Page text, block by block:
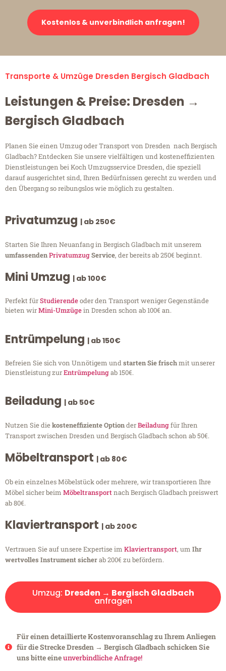
Kostenlos & unverbindlich anfragen!
Transporte & Umzüge Dresden Bergisch Gladbach
Leistungen & Preise: Dresden →
Bergisch Gladbach
Planen Sie einen Umzug oder Transport von Dresden nach Bergisch
Gladbach? Entdecken Sie unsere vielfältigen und kosteneffizienten
Dienstleistungen bei Koch Umzugsservice Dresden, die speziell
darauf ausgerichtet sind, Ihren Bedürfnissen gerecht zu werden und
den Übergang so reibungslos wie möglich zu gestalten.
Privatumzug | ab 250€
Starten Sie Ihren Neuanfang in Bergisch Gladbach mit unserem
umfassendenPrivatumzugService, der bereits ab 250€ beginnt.
Mini Umzug | ab 100€
Perfekt fürStudierendeoder den Transport weniger Gegenstände
bieten wirMini-Umzügein Dresden schon ab 100€ an.
Entrümpelung | ab 150€
Befreien Sie sich von Unnötigem undstarten Sie frischmit unserer
Dienstleistung zurEntrümpelungab 150€.
Beiladung | ab 50€
Nutzen Sie diekosteneffiziente OptionderBeiladungfür Ihren
Transport zwischen Dresden und Bergisch Gladbach schon ab 50€.
Möbeltransport | ab 80€
Ob ein einzelnes Möbelstück oder mehrere, wir transportieren Ihre
Möbel sicher beim Möbeltransportnach Bergisch Gladbach preiswert
ab 80€.
Klaviertransport | ab 200€
Vertrauen Sie auf unsere Expertise im Klaviertransport, um Ihr
wertvolles Instrument sicherab 200€ zu befördern.
Umzug: Dresden → Bergisch Gladbach
anfragen
Für einen detaillierte Kostenvoranschlag zu Ihrem Anliegen
für die Strecke Dresden → Bergisch Gladbach schicken Sie
uns bitte eineunverbindliche Anfrage!